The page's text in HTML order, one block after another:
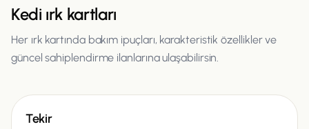
Kedi ırk kartları
Her ırk kartında bakım ipuçları, karakteristik özellikler ve
güncel sahiplendirme ilanlarına ulaşabilirsin.
Kedi
Tekir